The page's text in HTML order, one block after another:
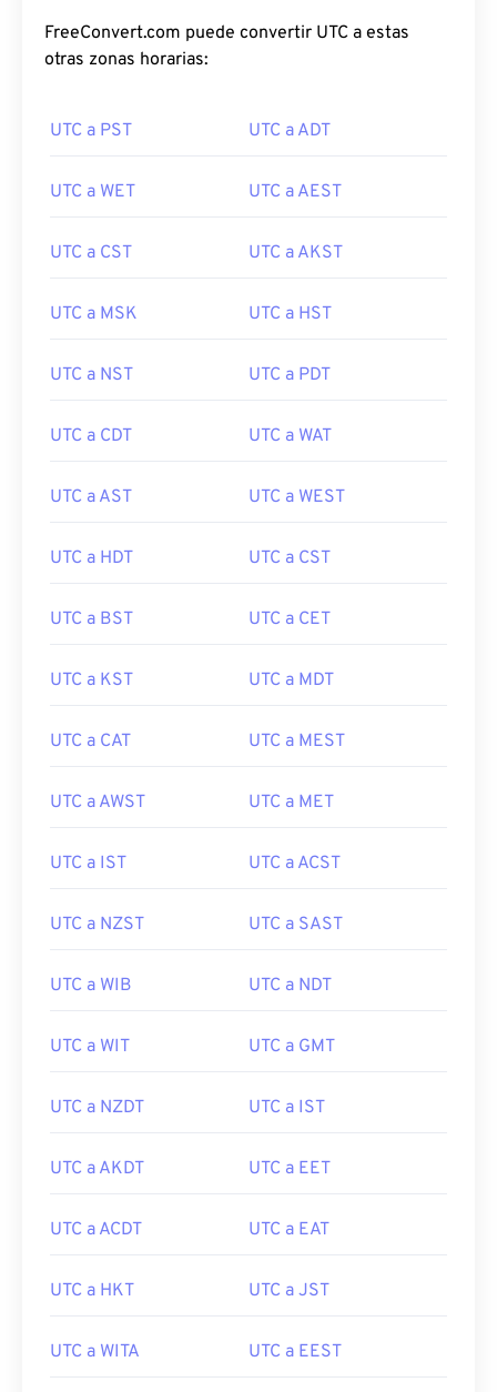
FreeConvert.com puede convertir UTC a estas
otras zonas horarias:
UTC a PST UTC a ADT
UTC a WET UTC a AEST
UTC a CST UTC a AKST
UTC a MSK UTC a HST
UTC a NST UTC a PDT
UTC a CDT UTC a WAT
UTC a AST UTC a WEST
UTC a HDT UTC a CST
UTC a BST UTC a CET
UTC a KST UTC a MDT
UTC a CAT UTC a MEST
UTC a AWST UTC a MET
UTC a IST UTC a ACST
UTC a NZST UTC a SAST
UTC a WIB UTC a NDT
UTC a WIT UTC a GMT
UTC a NZDT UTC a IST
UTC a AKDT UTC a EET
UTC a ACDT UTC a EAT
UTC a HKT UTC a JST
UTC a WITA UTC a EEST